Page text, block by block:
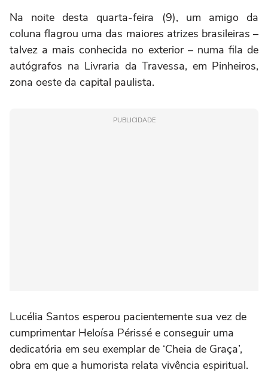
Na noite desta quarta-feira (9), um amigo da
coluna flagrou uma das maiores atrizes brasileiras –
talvez a mais conhecida no exterior – numa fila de
autógrafos na Livraria da Travessa, em Pinheiros,
zona oeste da capital paulista.
PUBLICIDADE
Lucélia Santos esperou pacientemente sua vez de
cumprimentar Heloísa Périssé e conseguir uma
dedicatória em seu exemplar de ‘Cheia de Graça’,
obra em que a humorista relata vivência espiritual.